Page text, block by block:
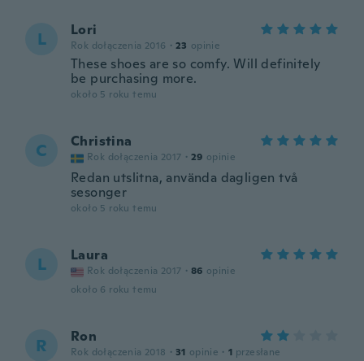
L Lori
Rok dołączenia 2016 · 23 opinie
These shoes are so comfy. Will definitely
be purchasing more.
około 5 roku temu
C Christina
Rok dołączenia 2017 · 29 opinie
Redan utslitna, använda dagligen två
sesonger
około 5 roku temu
L Laura
Rok dołączenia 2017 · 86 opinie
około 6 roku temu
R Ron
Rok dołączenia 2018 · 31 opinie · 1 przesłane